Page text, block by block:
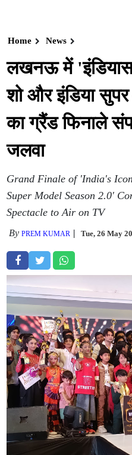
Home News
लखनऊ में
शो और इंडिया
का ग्रैंड फिनाले
जलवा
Grand Finale of 'India's
Super Model Season 2.0'
Spectacle to Air on TV
ByPREM KUMAR Tue, 26 May